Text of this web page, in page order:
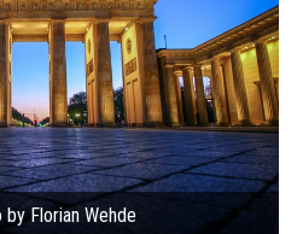
Florian Wehde